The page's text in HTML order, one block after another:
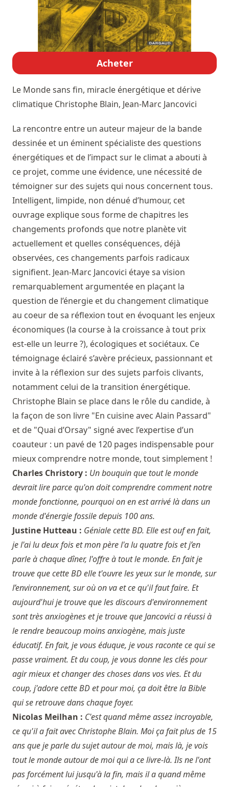
Acheter
Le Monde sans fin, miracle énergétique et dérive
climatique Christophe Blain, Jean-Marc Jancovici
La rencontre entre un auteur majeur de la bande
dessinée et un éminent spécialiste des questions
énergétiques et de l’impact sur le climat a abouti à
ce projet, comme une évidence, une nécessité de
témoigner sur des sujets qui nous concernent tous.
Intelligent, limpide, non dénué d’humour, cet
ouvrage explique sous forme de chapitres les
changements profonds que notre planète vit
actuellement et quelles conséquences, déjà
observées, ces changements parfois radicaux
signifient. Jean-Marc Jancovici étaye sa vision
remarquablement argumentée en plaçant la
question de l’énergie et du changement climatique
au coeur de sa réflexion tout en évoquant les enjeux
économiques (la course à la croissance à tout prix
est-elle un leurre ?), écologiques et sociétaux. Ce
témoignage éclairé s’avère précieux, passionnant et
invite à la réflexion sur des sujets parfois clivants,
notamment celui de la transition énergétique.
Christophe Blain se place dans le rôle du candide, à
la façon de son livre "En cuisine avec Alain Passard"
et de "Quai d’Orsay" signé avec l’expertise d’un
coauteur : un pavé de 120 pages indispensable pour
mieux comprendre notre monde, tout simplement !
Charles Christory : Un bouquin que tout le monde
devrait lire parce qu'on doit comprendre comment notre
monde fonctionne, pourquoi on en est arrivé là dans un
monde d'énergie fossile depuis 100 ans.
Justine Hutteau : Géniale cette BD. Elle est ouf en fait,
je l'ai lu deux fois et mon père l'a lu quatre fois et j’en
parle à chaque dîner, l'offre à tout le monde. En fait je
trouve que cette BD elle t'ouvre les yeux sur le monde, sur
l’environnement, sur où on va et ce qu'il faut faire. Et
aujourd'hui je trouve que les discours d'environnement
sont très anxiogènes et je trouve que Jancovici a réussi à
le rendre beaucoup moins anxiogène, mais juste
éducatif. En fait, je vous éduque, je vous raconte ce qui se
passe vraiment. Et du coup, je vous donne les clés pour
agir mieux et changer des choses dans vos vies. Et du
coup, j'adore cette BD et pour moi, ça doit être la Bible
qui se retrouve dans chaque foyer.
Nicolas Meilhan : C'est quand même assez incroyable,
ce qu'il a fait avec Christophe Blain. Moi ça fait plus de 15
ans que je parle du sujet autour de moi, mais là, je vois
tout le monde autour de moi qui a ce livre-là. Ils ne l'ont
pas forcément lui jusqu'à la fin, mais il a quand même